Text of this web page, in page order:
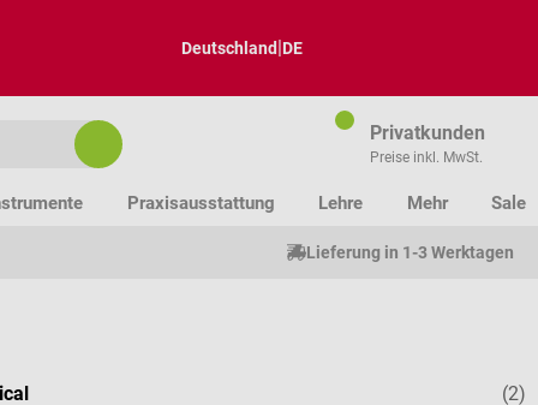
Deutschland|DE
Privatkunden
Preise inkl. MwSt.
Praxisausstattung Lehre Mehr Sale
Lieferung in 1-3 Werktagen
(2)